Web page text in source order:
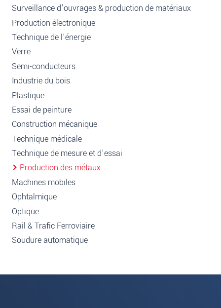
Surveillance d’ouvrages & production de matériaux
Production électronique
Technique de l'énergie
Verre
Semi-conducteurs
Industrie du bois
Plastique
Essai de peinture
Construction mécanique
Technique médicale
Technique de mesure et d'essai
Production des métaux
Machines mobiles
Ophtalmique
Optique
Rail & Trafic Ferroviaire
Soudure automatique